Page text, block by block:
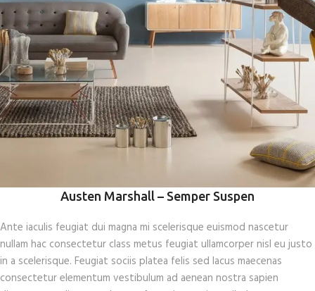
Austen Marshall – Semper Suspen
Ante iaculis feugiat dui magna mi scelerisque euismod nascetur
nullam hac consectetur class metus feugiat ullamcorper nisl eu justo
in a scelerisque. Feugiat sociis platea felis sed lacus maecenas
consectetur elementum vestibulum ad aenean nostra sapien